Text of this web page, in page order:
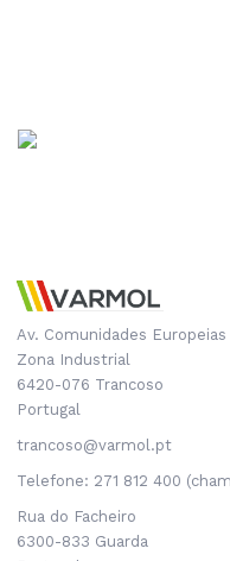
Av. Comunidades Europeias
Zona Industrial
6420-076 Trancoso
Portugal
trancoso@varmol.pt
Telefone: 271 812 400
Rua do Facheiro
6300-833 Guarda